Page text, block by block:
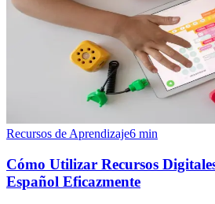
Recursos de Aprendizaje6 min
Cómo Utilizar Recursos
Español Eficazmente